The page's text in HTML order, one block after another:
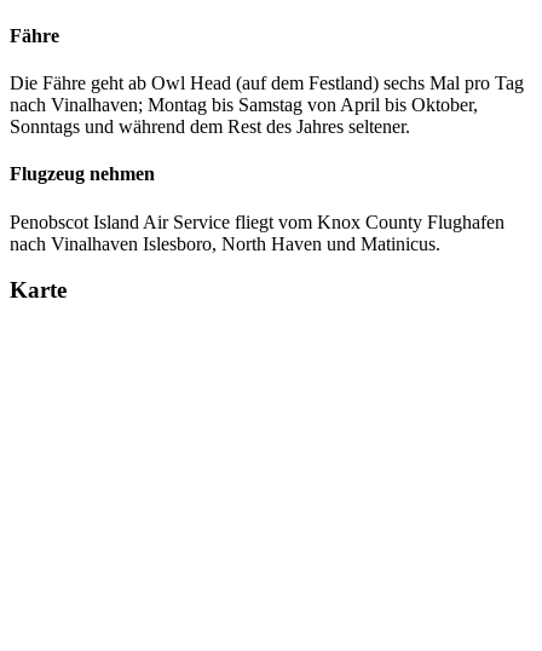
Fähre
Die Fähre geht ab Owl Head (auf dem Festland) sechs Mal pro Tag
nach Vinalhaven; Montag bis Samstag von April bis Oktober,
Sonntags und während dem Rest des Jahres seltener.
Flugzeug nehmen
Penobscot Island Air Service fliegt vom Knox County Flughafen
nach Vinalhaven Islesboro, North Haven und Matinicus.
Karte